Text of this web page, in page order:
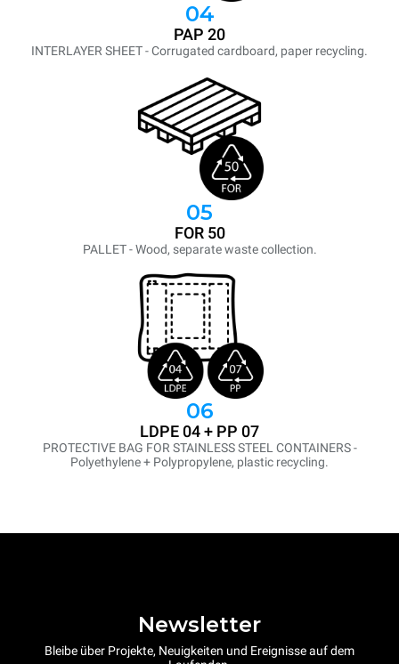
04
PAP 20
INTERLAYER SHEET - Corrugated cardboard, paper recycling.
05
FOR 50
PALLET - Wood, separate waste collection.
06
LDPE 04 + PP 07
PROTECTIVE BAG FOR STAINLESS STEEL CONTAINERS -
Polyethylene + Polypropylene, plastic recycling.
Newsletter
Bleibe über Projekte, Neuigkeiten und Ereignisse auf dem